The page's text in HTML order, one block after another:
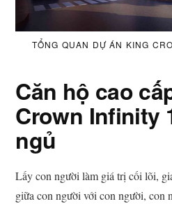
TỔNG QUAN DỰ ÁN KING
Căn hộ cao
Crown Infinity
ngủ
Lấy con người làm giá trị cối lõi,
giữa con người với con người, con